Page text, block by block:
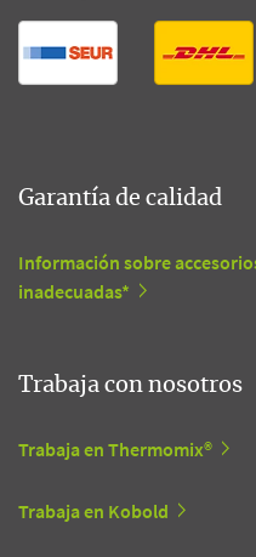
Garantía de calidad
Información sobre
inadecuadas*
Trabaja con nosotros
Trabaja en Thermomix®
Trabaja en Kobold